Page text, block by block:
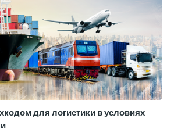
для логистики в условиях